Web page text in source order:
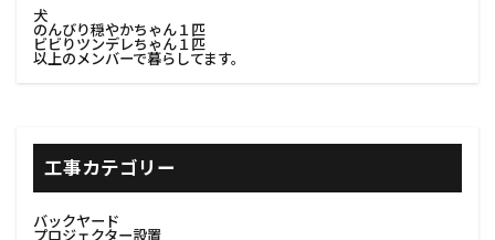
犬
のんびり穏やかちゃん１匹
ビビりツンデレちゃん１匹
以上のメンバーで暮らしてます。
工事カテゴリー
バックヤード
プロジェクター設置